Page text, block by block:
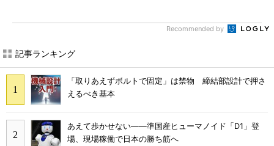
Recommended by
記事ランキング
「取りあえずボルトで固定」は禁物 締結部設計で押さ
えるべき基本
あえて歩かせない――準国産ヒューマノイド「D1」登
場、現場稼働で日本の勝ち筋へ